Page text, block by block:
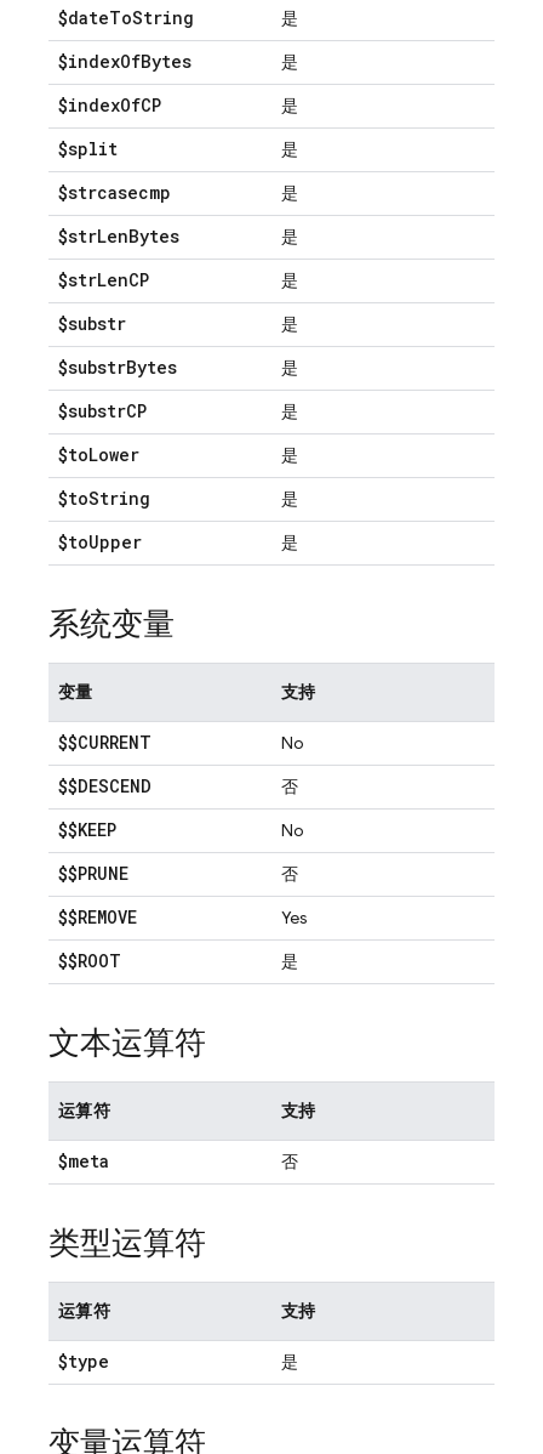
$dateToString 是
$indexOfBytes 是
$indexOfCP 是
$split 是
$strcasecmp 是
$strLenBytes 是
$strLenCP 是
$substr 是
$substrBytes 是
$substrCP 是
$toLower 是
$toString 是
$toUpper 是
系统变量
变量 支持
$$CURRENT No
$$DESCEND 否
$$KEEP No
$$PRUNE 否
$$REMOVE Yes
$$ROOT 是
文本运算符
运算符 支持
$meta 否
类型运算符
运算符 支持
$type 是
变量运算符